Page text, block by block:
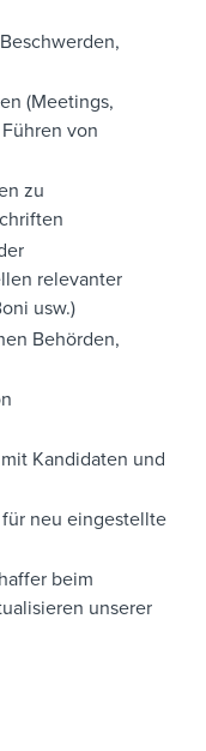
(Meetings,
von
zu
relevanter
usw.)
Behörden,
Kandidaten und
neu eingestellte
beim
unserer